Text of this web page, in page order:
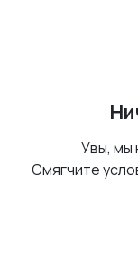
Увы, мы
Смягчите